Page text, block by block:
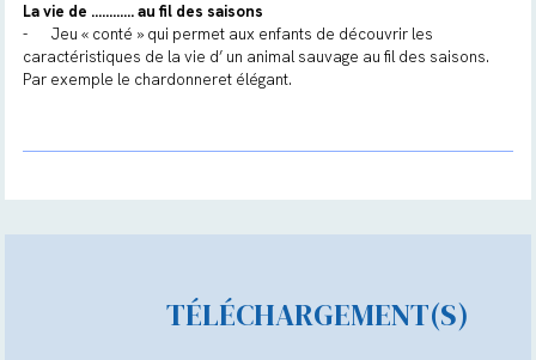
La vie de ………… au fil des saisons
-
Jeu « conté » qui permet aux enfants de découvrir les
caractéristiques de la vie d’ un animal sauvage au fil des saisons.
Par exemple le chardonneret élégant.
TÉLÉCHARGEMENT(S)